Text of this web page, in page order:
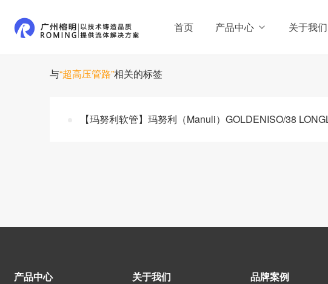
首页 产品中心 关于我们
与“超高压管路”相关的标签
【玛努利软管】玛努利（Manuli）GOLDENISO/38
产品中心 关于我们 品牌案例